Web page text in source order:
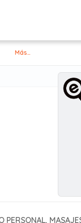
Más…
PERSONAL,